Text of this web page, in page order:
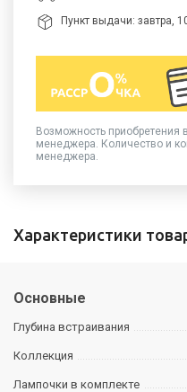
Пункт выдачи: завтра,
Возможность приобретения
менеджера. Количество и
менеджера.
Характеристики
Основные
Глубина встраивания
Коллекция
Лампочки в комплекте